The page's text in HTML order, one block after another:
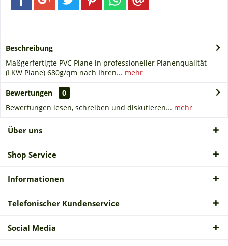
Beschreibung
Maßgerfertigte PVC Plane in professioneller Planenqualität
(LKW Plane) 680g/qm nach Ihren... mehr
Bewertungen
0
Bewertungen lesen, schreiben und diskutieren... mehr
Über uns
Shop Service
Informationen
Telefonischer Kundenservice
Social Media